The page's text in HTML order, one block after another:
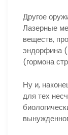
Другое
Лазерные
веществ,
эндорфина
(гормона
Ну и,
для тех